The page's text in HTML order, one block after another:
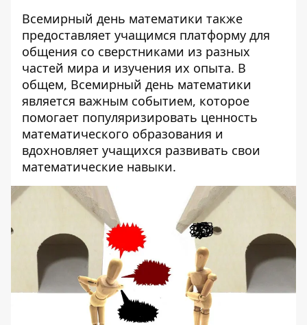
Всемирный день математики также
предоставляет учащимся платформу для
общения со сверстниками из разных
частей мира и изучения их опыта. В
общем, Всемирный день математики
является важным событием, которое
помогает популяризировать ценность
математического образования и
вдохновляет учащихся развивать свои
математические навыки.